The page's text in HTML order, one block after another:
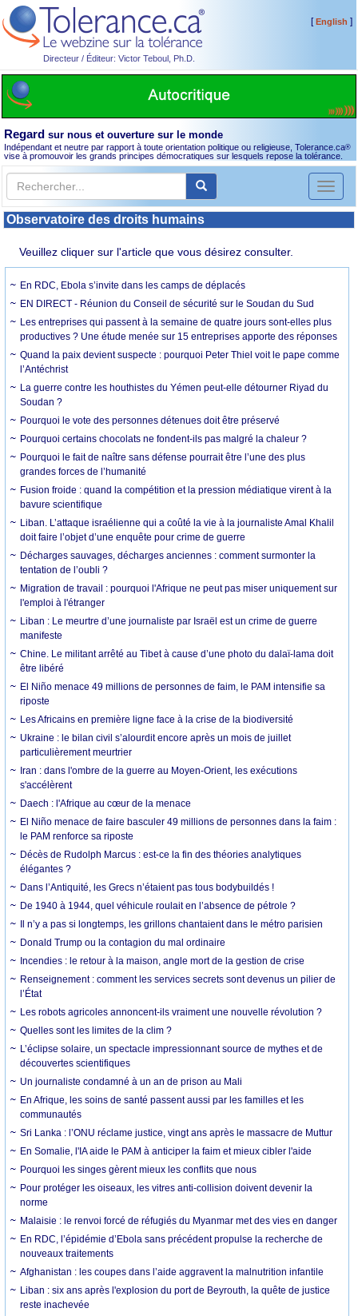
Directeur / Éditeur: Victor Teboul, Ph.D.
[English ]
Regard sur nous et ouverture sur le monde
Indépendant et neutre par rapport à toute orientation politique ou religieuse, Tolerance.ca®
vise à promouvoir les grands principes démocratiques sur lesquels repose la tolérance.
Toggle
Observatoire des droits humains
Veuillez cliquer sur l'article que vous désirez consulter.
En RDC, Ebola s’invite dans les camps de déplacés
EN DIRECT - Réunion du Conseil de sécurité sur le Soudan du Sud
Les entreprises qui passent à la semaine de quatre jours sont-elles plus
productives ? Une étude menée sur 15 entreprises apporte des réponses
Quand la paix devient suspecte : pourquoi Peter Thiel voit le pape comme
l’Antéchrist
La guerre contre les houthistes du Yémen peut-elle détourner Riyad du
Soudan ?
Pourquoi le vote des personnes détenues doit être préservé
Pourquoi certains chocolats ne fondent-ils pas malgré la chaleur ?
Pourquoi le fait de naître sans défense pourrait être l’une des plus
grandes forces de l’humanité
Fusion froide : quand la compétition et la pression médiatique virent à la
bavure scientifique
Liban. L’attaque israélienne qui a coûté la vie à la journaliste Amal Khalil
doit faire l’objet d’une enquête pour crime de guerre
Décharges sauvages, décharges anciennes : comment surmonter la
tentation de l’oubli ?
Migration de travail : pourquoi l'Afrique ne peut pas miser uniquement sur
l'emploi à l'étranger
Liban : Le meurtre d’une journaliste par Israël est un crime de guerre
manifeste
Chine. Le militant arrêté au Tibet à cause d’une photo du dalaï-lama doit
être libéré
El Niño menace 49 millions de personnes de faim, le PAM intensifie sa
riposte
Les Africains en première ligne face à la crise de la biodiversité
Ukraine : le bilan civil s’alourdit encore après un mois de juillet
particulièrement meurtrier
Iran : dans l'ombre de la guerre au Moyen-Orient, les exécutions
s'accélèrent
Daech : l'Afrique au cœur de la menace
El Niño menace de faire basculer 49 millions de personnes dans la faim :
le PAM renforce sa riposte
Décès de Rudolph Marcus : est-ce la fin des théories analytiques
élégantes ?
Dans l’Antiquité, les Grecs n’étaient pas tous bodybuildés !
De 1940 à 1944, quel véhicule roulait en l’absence de pétrole ?
Il n’y a pas si longtemps, les grillons chantaient dans le métro parisien
Donald Trump ou la contagion du mal ordinaire
Incendies : le retour à la maison, angle mort de la gestion de crise
Renseignement : comment les services secrets sont devenus un pilier de
l’État
Les robots agricoles annoncent-ils vraiment une nouvelle révolution ?
Quelles sont les limites de la clim ?
L’éclipse solaire, un spectacle impressionnant source de mythes et de
découvertes scientifiques
Un journaliste condamné à un an de prison au Mali
En Afrique, les soins de santé passent aussi par les familles et les
communautés
Sri Lanka : l’ONU réclame justice, vingt ans après le massacre de Muttur
En Somalie, l'IA aide le PAM à anticiper la faim et mieux cibler l'aide
Pourquoi les singes gèrent mieux les conflits que nous
Pour protéger les oiseaux, les vitres anti-collision doivent devenir la
norme
Malaisie : le renvoi forcé de réfugiés du Myanmar met des vies en danger
En RDC, l’épidémie d’Ebola sans précédent propulse la recherche de
nouveaux traitements
Afghanistan : les coupes dans l’aide aggravent la malnutrition infantile
Liban : six ans après l'explosion du port de Beyrouth, la quête de justice
reste inachevée